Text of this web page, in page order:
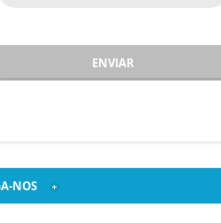
ENVIAR
NOS